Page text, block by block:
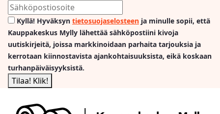
Kyllä! Hyväksyn tietosuojaselosteen ja minulle sopii, että
Kauppakeskus Mylly lähettää sähköpostiini kivoja
uutiskirjeitä, joissa markkinoidaan parhaita tarjouksia ja
kerrotaan kiinnostavista ajankohtaisuuksista, eikä koskaan
turhanpäiväisyyksistä.